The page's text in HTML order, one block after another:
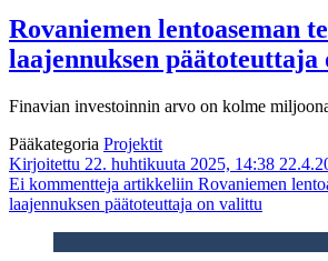
Rovaniemen lentoaseman
laajennuksen
Finavian investoinnin arvo on kolme
Pääkategoria Projektit
Kirjoitettu 22. huhtikuuta 2025, 14:38
Ei kommentteja artikkeliin Rovaniemen
laajennuksen päätoteuttaja on valittu